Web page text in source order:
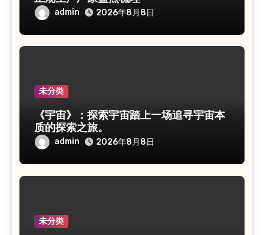
admin 2026年8月8日
未分类
《宇宙》：探索宇宙踏上一场追寻宇宙本
质的探索之旅。
admin 2026年8月8日
未分类